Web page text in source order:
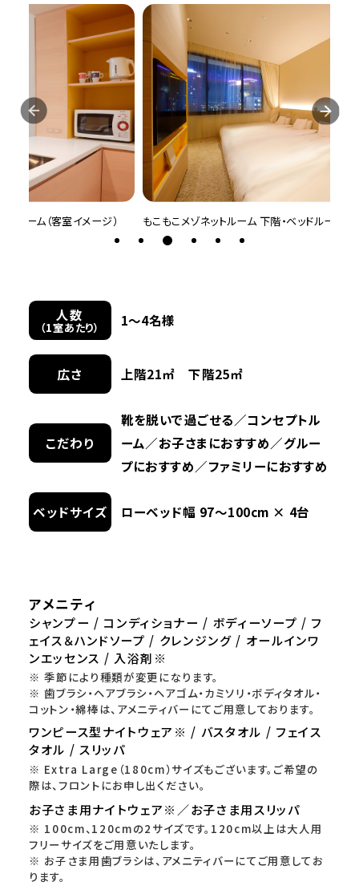
もこもこメゾネットルーム 下階・ベッドルーム（客室イメージ）
人数
（1室あたり） 1〜4名様
広さ 上階21㎡ 下階25㎡
こだわり
靴を脱いで過ごせる／コンセプトル
ーム／お子さまにおすすめ／グルー
プにおすすめ／ファミリーにおすすめ
ベッドサイズ ローベッド幅 97～100cm × 4台
アメニティ
シャンプー / コンディショナー / ボディーソープ / フ
ェイス＆ハンドソープ / クレンジング / オールインワ
ンエッセンス / 入浴剤※
※ 季節により種類が変更になります。
※ 歯ブラシ・ヘアブラシ・ヘアゴム・カミソリ・ボディタオル・
コットン・綿棒は、アメニティバーにてご用意しております。
ワンピース型ナイトウェア※ / バスタオル / フェイス
タオル / スリッパ
※ Extra Large（180cm）サイズもございます。ご希望の
際は、フロントにお申し出ください。
お子さま用ナイトウェア※／お子さま用スリッパ
※ 100cm、120cmの2サイズです。120cm以上は大人用
フリーサイズをご用意いたします。
※ お子さま用歯ブラシは、アメニティバーにてご用意してお
ります。